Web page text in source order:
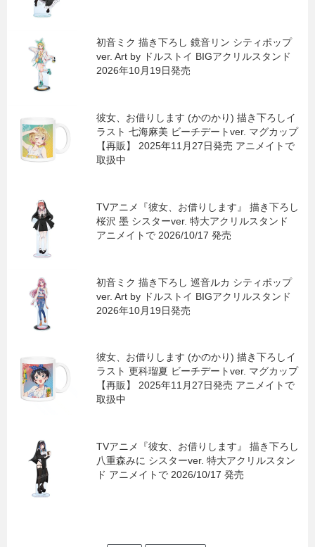
初音ミク 描き下ろし 鏡音リン シティポップ
ver. Art by ドルストイ BIGアクリルスタンド
2026年10月19日発売
彼女、お借りします (かのかり) 描き下ろしイ
ラスト 七海麻美 ビーチデートver. マグカップ
【再販】 2025年11月27日発売 アニメイトで
取扱中
TVアニメ『彼女、お借りします』 描き下ろし
桜沢 墨 シスターver. 特大アクリルスタンド
アニメイトで 2026/10/17 発売
初音ミク 描き下ろし 巡音ルカ シティポップ
ver. Art by ドルストイ BIGアクリルスタンド
2026年10月19日発売
彼女、お借りします (かのかり) 描き下ろしイ
ラスト 更科瑠夏 ビーチデートver. マグカップ
【再販】 2025年11月27日発売 アニメイトで
取扱中
TVアニメ『彼女、お借りします』 描き下ろし
八重森みに シスターver. 特大アクリルスタン
ド アニメイトで 2026/10/17 発売